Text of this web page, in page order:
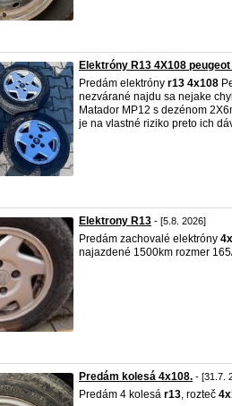
Elektróny R13 4X108
Predám elektróny r13 4x108
nezvárané najdu sa nejake
Matador MP12 s dezénom
je na vlastné riziko preto ich
Elektrony R13 - [5.8. 2026]
Predám zachovalé elektróny
najazdené 1500km rozmer
Predám kolesá 4x108. - [31.7.
Predám 4 kolesá r13, rozteč